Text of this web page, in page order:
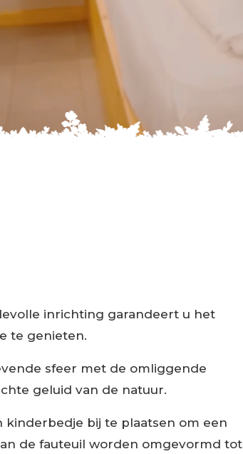
inrichting garandeert u het
te genieten.
sfeer met de omliggende
geluid van de natuur.
bij te plaatsen om een
de fauteuil worden omgevormd tot